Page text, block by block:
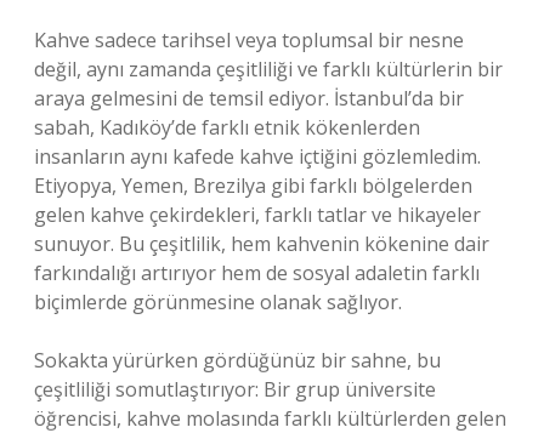
Kahve sadece tarihsel veya toplumsal bir nesne
değil, aynı zamanda çeşitliliği ve farklı kültürlerin bir
araya gelmesini de temsil ediyor. İstanbul’da bir
sabah, Kadıköy’de farklı etnik kökenlerden
insanların aynı kafede kahve içtiğini gözlemledim.
Etiyopya, Yemen, Brezilya gibi farklı bölgelerden
gelen kahve çekirdekleri, farklı tatlar ve hikayeler
sunuyor. Bu çeşitlilik, hem kahvenin kökenine dair
farkındalığı artırıyor hem de sosyal adaletin farklı
biçimlerde görünmesine olanak sağlıyor.
Sokakta yürürken gördüğünüz bir sahne, bu
çeşitliliği somutlaştırıyor: Bir grup üniversite
öğrencisi, kahve molasında farklı kültürlerden gelen